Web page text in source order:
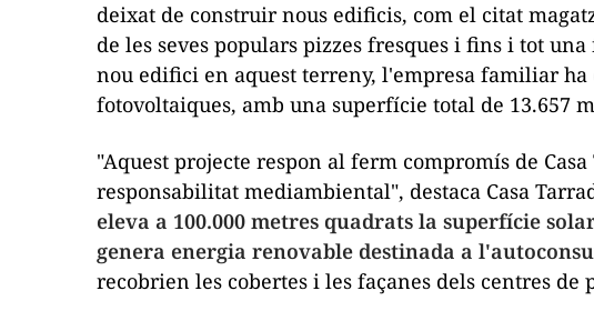
deixat de construir nous edificis, com el citat
de les seves populars pizzes fresques i fins i tot
nou edifici en aquest terreny, l'empresa familiar
fotovoltaiques, amb una superfície total de 13.657
"Aquest projecte respon al ferm compromís de
responsabilitat mediambiental", destaca Casa
eleva a 100.000 metres quadrats la superfície
genera energia renovable destinada a
recobrien les cobertes i les façanes dels centres de